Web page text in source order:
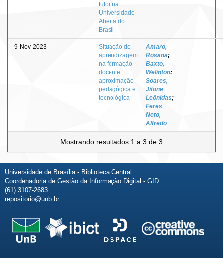
tutor na
Universidade
Aberta do
Brasil
9-Nov-2023 -
Situação de
aprendizagem
na formação
docente :
aproximação
pedagógica e
tecnológica
Amaro,
Rosana;
Baxto,
Welinton;
Soares,
Jitone
Leônidas;
Feres
Neto,
Alfredo
-
Mostrando resultados 1 a 3 de 3
Universidade de Brasília - Biblioteca Central
Coordenadoria de Gestão da Informação Digital - GID
(61) 3107-2683
repositorio@unb.br